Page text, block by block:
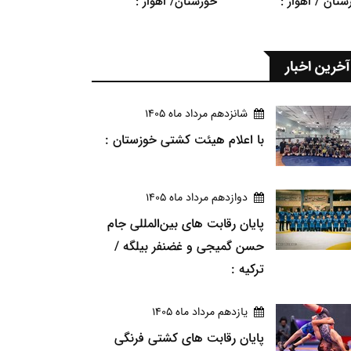
آخرین اخبار
شانزدهم مرداد ماه 1405
با اعلام هیئت کشتی خوزستان :
دوازدهم مرداد ماه 1405
پایان رقابت های بین‌المللی جام
حسن گمیجی و غضنفر بیلگه /
ترکیه :
يازدهم مرداد ماه 1405
پایان رقابت های کشتی فرنگی